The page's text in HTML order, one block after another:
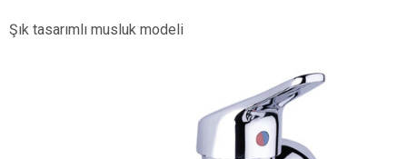
Şık tasarımlı musluk modeli